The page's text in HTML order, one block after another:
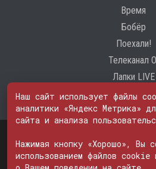
Время
Бобёр
Поехали!
Телеканал
Лапки LIVE
№ ФС 77 - 74600
© 2000—2026. Редакция телеканала
материалы, опубликованные на сайте,
Наш сайт использует файлы
аналитики «Яндекс Метрика»
сайта и анализа
Нажимая кнопку «Хорошо», Вы
использованием файлов cookie